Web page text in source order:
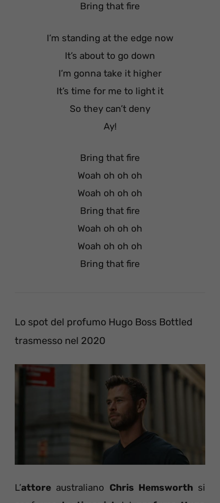
Bring that fire
I’m standing at the edge now
It’s about to go down
I’m gonna take it higher
It’s time for me to light it
So they can’t deny
Ay!
Bring that fire
Woah oh oh oh
Woah oh oh oh
Bring that fire
Woah oh oh oh
Woah oh oh oh
Bring that fire
Lo spot del profumo Hugo Boss Bottled
trasmesso nel 2020
L’attore australiano Chris Hemsworthsi